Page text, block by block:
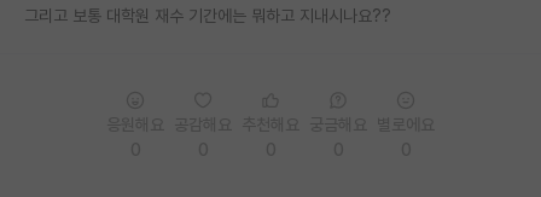
학부 인턴 게시판
그리고 보통 대학원 재수 기간에는 뭐하고 지내시나요??